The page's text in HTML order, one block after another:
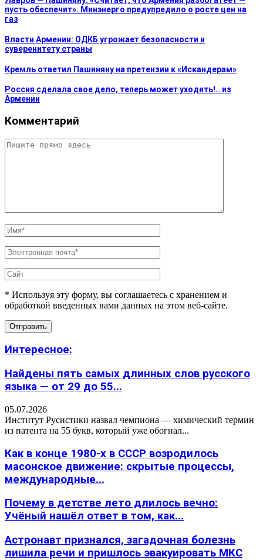
пусть обеспечит». Минэнерго предупредило о росте цен на
газ
Власти Армении: ОДКБ угрожает безопасности и
суверенитету страны
Кремль ответил Пашиняну на претензии к «Искандерам»
Россия сделала свое дело, теперь может уходить!.. из
Армении
Комментарий
* Используя эту форму, вы соглашаетесь с хранением и
обработкой введенных вами данных на этом веб-сайте.
Интересное:
Найдены пять самых длинных слов русского
языка — от 29 до 55...
05.07.2026
Институт Русистики назвал чемпиона — химический термин
из патента на 55 букв, который уже обогнал...
Как в конце 1980-х в СССР возродилось
масонское движение: скрытые процессы,
международные...
Почему в детстве лето длилось вечно:
Учёный нашёл ответ в том, как...
Астронавт признался, загадочная болезнь
лишила речи и пришлось эвакуировать МКС